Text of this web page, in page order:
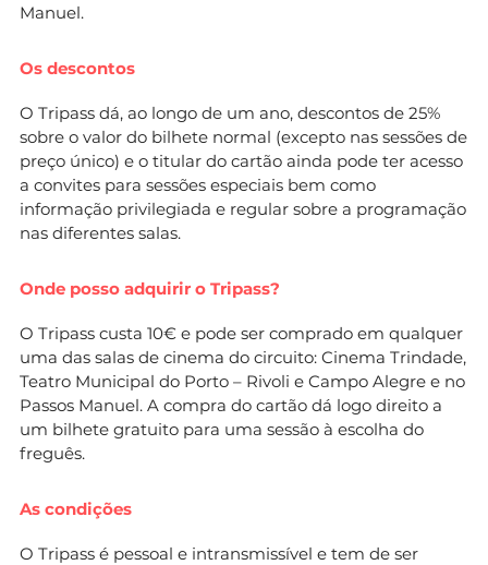
Manuel.
Os descontos
O Tripass dá, ao longo de um ano, descontos de 25%
sobre o valor do bilhete normal (excepto nas sessões de
preço único) e o titular do cartão ainda pode ter acesso
a convites para sessões especiais bem como
informação privilegiada e regular sobre a programação
nas diferentes salas.
Onde posso adquirir o Tripass?
O Tripass custa 10€ e pode ser comprado em qualquer
uma das salas de cinema do circuito: Cinema Trindade,
Teatro Municipal do Porto – Rivoli e Campo Alegre e no
Passos Manuel. A compra do cartão dá logo direito a
um bilhete gratuito para uma sessão à escolha do
freguês.
As condições
O Tripass é pessoal e intransmissível e tem de ser